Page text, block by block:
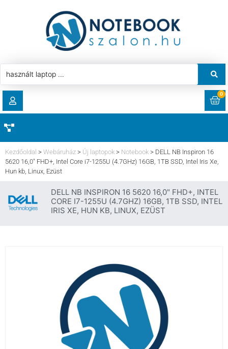
LETÖLTÉSEK
0
HASZNÁLT LAPTOP
AKCIÓ
LAPTOP ALKATRÉSZ
KOMPONENS
LAPTOP SZERVIZ
Kezdőoldal > Webáruház > Új laptopok > Notebook > DELL NB Inspiron 16
5620 16,0″ FHD+, Intel Core i7-1255U (4.7GHz) 16GB, 1TB SSD, Intel Iris Xe,
Hun kb, Linux, Ezüst
DELL NB INSPIRON 16 5620 16,0" FHD+, INTEL
CORE I7-1255U (4.7GHZ) 16GB, 1TB SSD, INTEL
IRIS XE, HUN KB, LINUX, EZÜST